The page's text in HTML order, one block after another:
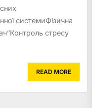
системиФізична
стресу
READ MORE